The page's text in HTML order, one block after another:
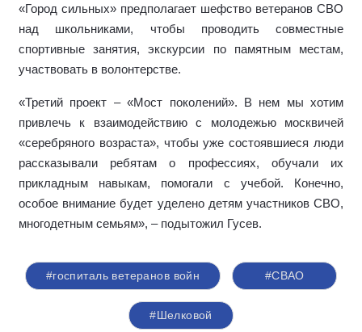
«Город сильных» предполагает шефство ветеранов СВО
над школьниками, чтобы проводить совместные
спортивные занятия, экскурсии по памятным местам,
участвовать в волонтерстве.
«Третий проект – «Мост поколений». В нем мы хотим
привлечь к взаимодействию с молодежью москвичей
«серебряного возраста», чтобы уже состоявшиеся люди
рассказывали ребятам о профессиях, обучали их
прикладным навыкам, помогали с учебой. Конечно,
особое внимание будет уделено детям участников СВО,
многодетным семьям», – подытожил Гусев.
#госпиталь ветеранов войн #СВАО
#Шелковой